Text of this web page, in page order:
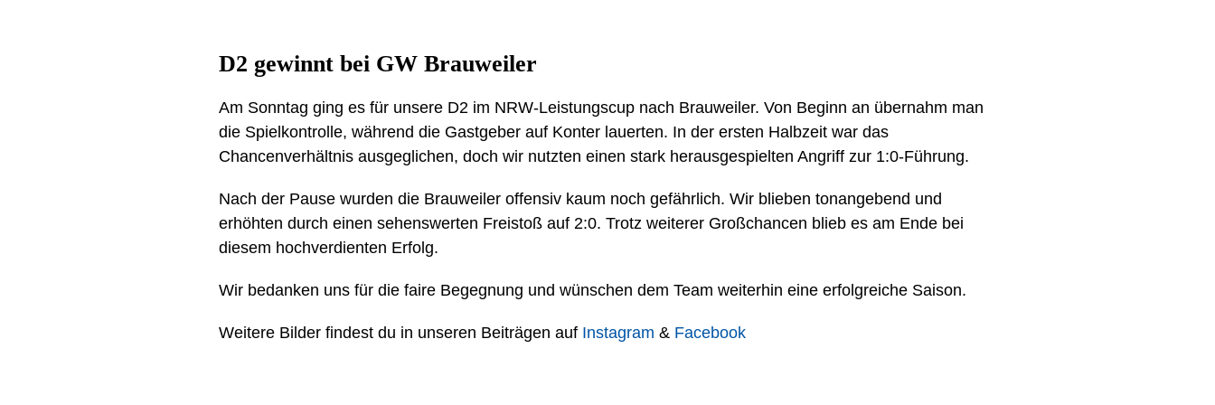
D2 gewinnt bei GW Brauweiler
Am Sonntag ging es für unsere D2 im NRW-Leistungscup nach Brauweiler. Von Beginn an übernahm man
die Spielkontrolle, während die Gastgeber auf Konter lauerten. In der ersten Halbzeit war das
Chancenverhältnis ausgeglichen, doch wir nutzten einen stark herausgespielten Angriff zur 1:0-Führung.
Nach der Pause wurden die Brauweiler offensiv kaum noch gefährlich. Wir blieben tonangebend und
erhöhten durch einen sehenswerten Freistoß auf 2:0. Trotz weiterer Großchancen blieb es am Ende bei
diesem hochverdienten Erfolg.
Wir bedanken uns für die faire Begegnung und wünschen dem Team weiterhin eine erfolgreiche Saison.
Weitere Bilder findest du in unseren Beiträgen auf Instagram & Facebook